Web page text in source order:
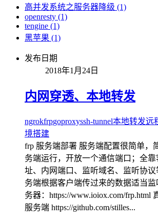
高并发系统之服务器降级 (1)
openresty (1)
tengine (1)
黑苹果 (1)
发布日期
2018年1月24日
内网穿透、本地转发
ngrokfrpgoproxyssh-tunnel本地转发远
境搭建
frp 服务端部署 服务端配置很简单，
务端运行，开放一个通信端口；全
址、内网端口、监听域名、监听协
务端根据客户端传过来的数据适当
务器：https://www.ioiox.com/frp.html
服务端 https://github.com/stilles...